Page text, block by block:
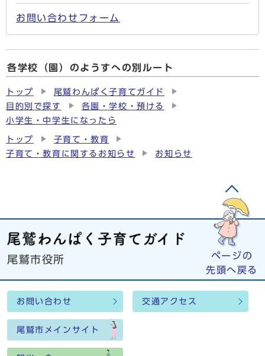
お問い合わせフォーム
各学校（園）のようすへの別ルート
トップ
尾鷲わんぱく子育てガイド
目的別で探す
各園・学校・預ける
小学生・中学生になったら
トップ
子育て・教育
子育て・教育に関するお知らせ
お知らせ
ページの
先頭へ戻る
尾鷲市役所
お問い合わせ 交通アクセス
尾鷲市メインサイト